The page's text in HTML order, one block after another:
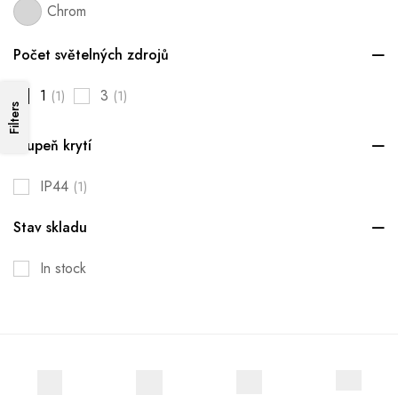
Chrom
Počet světelných zdrojů
1 (1) 3 (1)
Stupeň krytí
IP44 (1)
Stav skladu
In stock
Filters